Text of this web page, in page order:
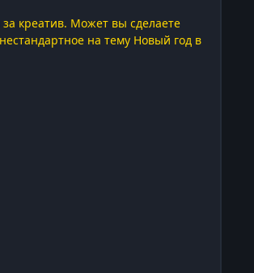
креатив. Может вы сделаете
на тему Новый год в